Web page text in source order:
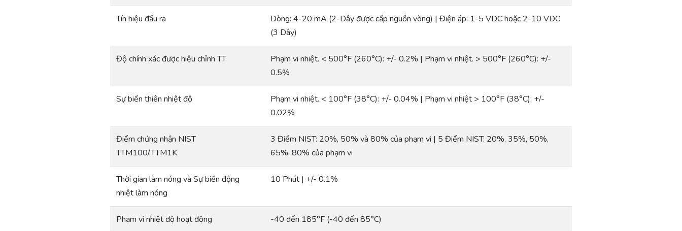
Tín hiệu đầu ra
Dòng: 4-20 mA (2-Dây được cấp nguồn vòng) | Điện áp: 1-5 VDC hoặc 2-10 VDC
(3 Dây)
Độ chính xác được hiệu chỉnh TT
Phạm vi nhiệt. < 500°F (260°C): +/- 0.2% | Phạm vi nhiệt. > 500°F (260°C): +/-
0.5%
Sự biến thiên nhiệt độ
Phạm vi nhiệt. < 100°F (38°C): +/- 0.04% | Phạm vi nhiệt > 100°F (38°C): +/-
0.02%
Điểm chứng nhận NIST
TTM100/TTM1K
3 Điểm NIST: 20%, 50% và 80% của phạm vi | 5 Điểm NIST: 20%, 35%, 50%,
65%, 80% của phạm vi
Thời gian làm nóng và Sự biến động
nhiệt làm nóng
10 Phút | +/- 0.1%
Phạm vi nhiệt độ hoạt động -40 đến 185°F (-40 đến 85°C)